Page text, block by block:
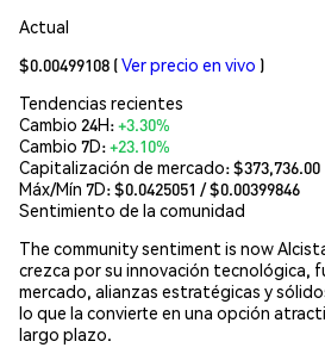
Actual
$0.00499108 (Ver precio en vivo )
Tendencias recientes
Cambio 24H:+3.30%
Cambio 7D:+23.10%
Capitalización de mercado:$373,736.00
Máx/Mín 7D: $0.0425051 / $0.00399846
Sentimiento de la comunidad
The community sentiment is now
crezca por su innovación tecnológica,
mercado, alianzas estratégicas y
lo que la convierte en una opción
largo plazo.